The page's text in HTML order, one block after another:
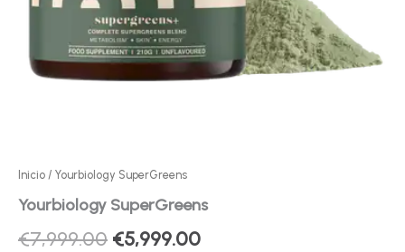
Inicio / Yourbiology SuperGreens
Yourbiology SuperGreens
€7,999.00 El
€5,999.00El